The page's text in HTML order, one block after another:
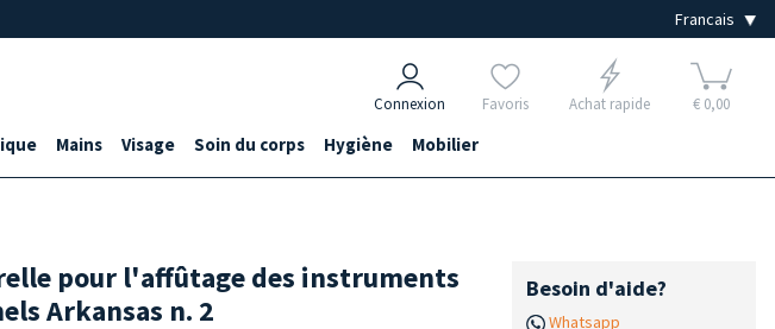
Connexion Favoris Achat rapide € 0,00
Mains Visage Soin du corps Hygiène Mobilier
pour l'affûtage des instruments
Arkansas n. 2
Besoin d'aide?
Whatsapp